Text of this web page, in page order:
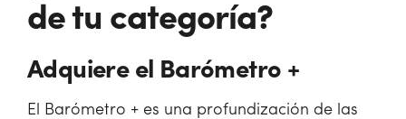
de tu categoría?
Adquiere el Barómetro +
El Barómetro + es una profundización de las